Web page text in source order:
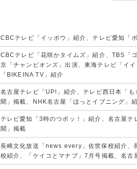
CBCテレビ「イッポウ」紹介、テレビ愛知「
CBCテレビ「花咲かタイムズ」紹介、TBS「
京「チャンピオンズ」出演、東海テレビ「イ
「BIKEINA TV」紹介
名古屋テレビ「UP!」紹介、テレビ西日本「
聞」掲載、NHK名古屋「ほっとイブニング」
テレビ愛知「3時のつボッ！」紹介、名古屋
聞」掲載
長崎文化放送「news every」佐世保校紹介、
校紹介、「ケイコとマナブ」7月号掲載、名